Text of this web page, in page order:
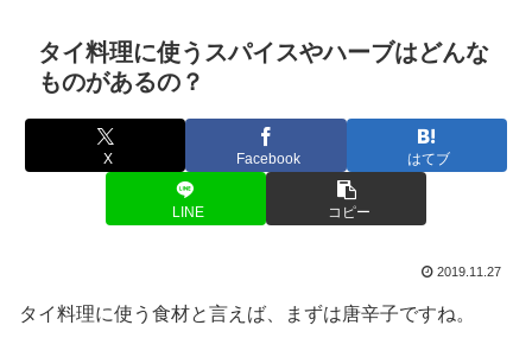
タイ料理に使うスパイスやハーブはどんな
ものがあるの？
X Facebook はてブ
LINE コピー
2019.11.27
タイ料理に使う食材と言えば、まずは唐辛子ですね。